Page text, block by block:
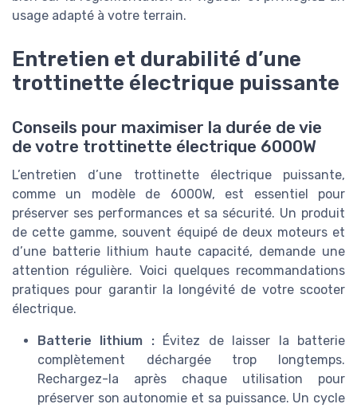
usage adapté à votre terrain.
Entretien et durabilité d’une
trottinette électrique puissante
Conseils pour maximiser la durée de vie
de votre trottinette électrique 6000W
L’entretien d’une trottinette électrique puissante,
comme un modèle de 6000W, est essentiel pour
préserver ses performances et sa sécurité. Un produit
de cette gamme, souvent équipé de deux moteurs et
d’une batterie lithium haute capacité, demande une
attention régulière. Voici quelques recommandations
pratiques pour garantir la longévité de votre scooter
électrique.
Batterie lithium :Évitez de laisser la batterie
complètement déchargée trop longtemps.
Rechargez-la après chaque utilisation pour
préserver son autonomie et sa puissance. Un cycle